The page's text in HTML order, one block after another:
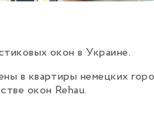
окон в Украине.
в квартиры немецких
окон Rehau.